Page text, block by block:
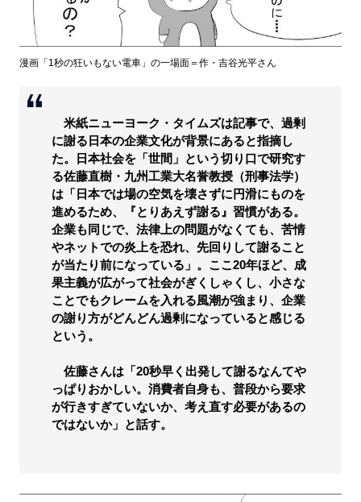
漫画「1秒の狂いもない電車」の一場面＝作・吉谷光平さん
米紙ニューヨーク・タイムズは記事で、過剰
に謝る日本の企業文化が背景にあると指摘し
た。日本社会を「世間」という切り口で研究す
る佐藤直樹・九州工業大名誉教授（刑事法学）
は「日本では場の空気を壊さずに円滑にものを
進めるため、『とりあえず謝る』習慣がある。
企業も同じで、法律上の問題がなくても、苦情
やネットでの炎上を恐れ、先回りして謝ること
が当たり前になっている」。ここ20年ほど、成
果主義が広がって社会がぎくしゃくし、小さな
ことでもクレームを入れる風潮が強まり、企業
の謝り方がどんどん過剰になっていると感じる
という。
佐藤さんは「20秒早く出発して謝るなんてや
っぱりおかしい。消費者自身も、普段から要求
が行きすぎていないか、考え直す必要があるの
ではないか」と話す。